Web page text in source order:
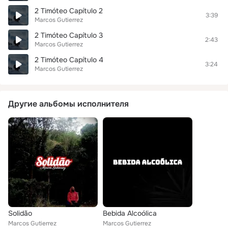
2 Timóteo Capítulo 2
Marcos Gutierrez
3:39
2 Timóteo Capítulo 3
Marcos Gutierrez
2:43
2 Timóteo Capítulo 4
Marcos Gutierrez
3:24
Другие альбомы исполнителя
Solidão
Marcos Gutierrez
Bebida Alcoólica
Marcos Gutierrez